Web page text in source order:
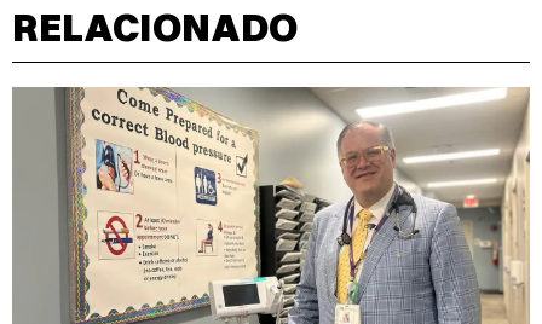
RELACIONADO